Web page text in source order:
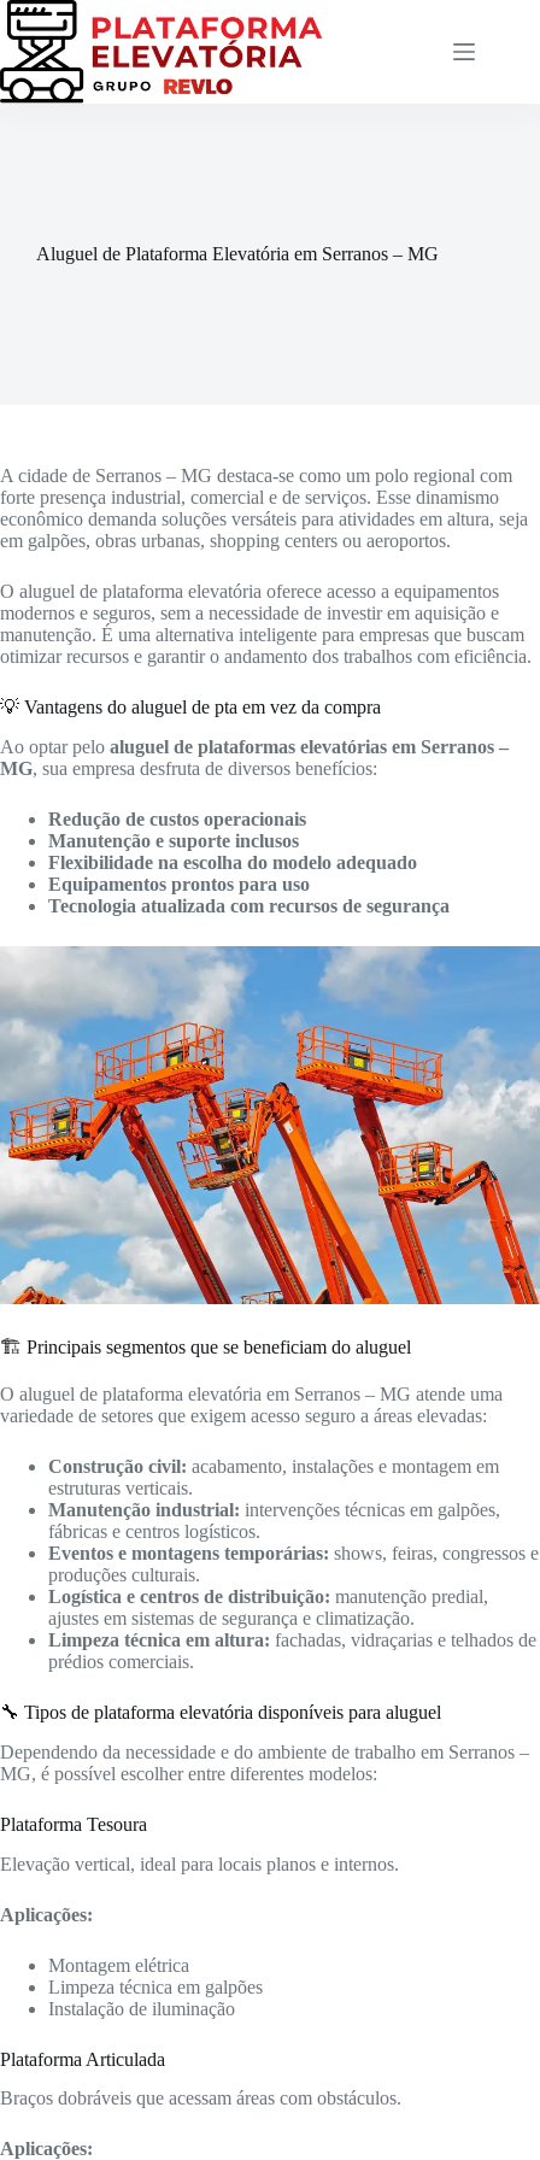
Pular
para
conteúdo
Aluguel de Plataforma Elevatória em Serranos – MG
A cidade de Serranos – MG destaca-se como um polo regional com
forte presença industrial, comercial e de serviços. Esse dinamismo
econômico demanda soluções versáteis para atividades em altura, seja
em galpões, obras urbanas, shopping centers ou aeroportos.
O aluguel de plataforma elevatória oferece acesso a equipamentos
modernos e seguros, sem a necessidade de investir em aquisição e
manutenção. É uma alternativa inteligente para empresas que buscam
otimizar recursos e garantir o andamento dos trabalhos com eficiência.
💡 Vantagens do aluguel de pta em vez da compra
Ao optar pelo aluguel de plataformas elevatórias em Serranos –
MG, sua empresa desfruta de diversos benefícios:
Redução de custos operacionais
Manutenção e suporte inclusos
Flexibilidade na escolha do modelo adequado
Equipamentos prontos para uso
Tecnologia atualizada com recursos de segurança
🏗️ Principais segmentos que se beneficiam do aluguel
O aluguel de plataforma elevatória em Serranos – MG atende uma
variedade de setores que exigem acesso seguro a áreas elevadas:
Construção civil: acabamento, instalações e montagem em
estruturas verticais.
Manutenção industrial: intervenções técnicas em galpões,
fábricas e centros logísticos.
Eventos e montagens temporárias: shows, feiras, congressos e
produções culturais.
Logística e centros de distribuição: manutenção predial,
ajustes em sistemas de segurança e climatização.
Limpeza técnica em altura: fachadas, vidraçarias e telhados de
prédios comerciais.
🔧 Tipos de plataforma elevatória disponíveis para aluguel
Dependendo da necessidade e do ambiente de trabalho em Serranos –
MG, é possível escolher entre diferentes modelos:
Plataforma Tesoura
Elevação vertical, ideal para locais planos e internos.
Aplicações:
Montagem elétrica
Limpeza técnica em galpões
Instalação de iluminação
Plataforma Articulada
Braços dobráveis que acessam áreas com obstáculos.
Aplicações: